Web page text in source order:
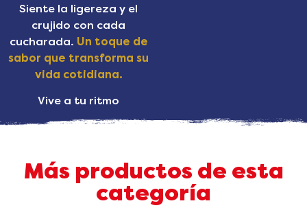
Siente la ligereza y el
crujido con cada
cucharada. Un toque de
sabor que transforma su
vida cotidiana.
Vive a tu ritmo
Más productos de esta
categoría